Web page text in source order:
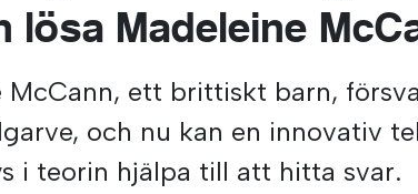
lösa Madeleine
McCann, ett brittiskt barn,
och nu kan en innovativ
i teorin hjälpa till att hitta svar.